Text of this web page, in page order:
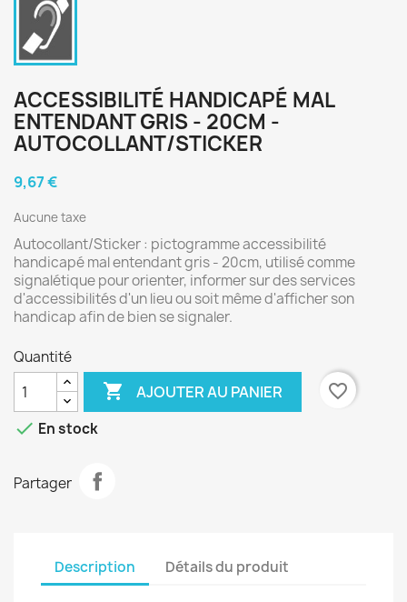
ACCESSIBILITÉ HANDICAPÉ MAL
ENTENDANT GRIS - 20CM -
AUTOCOLLANT/STICKER
9,67 €
Aucune taxe
Autocollant/Sticker : pictogramme accessibilité
handicapé mal entendant gris - 20cm, utilisé comme
signalétique pour orienter, informer sur des services
d'accessibilités d'un lieu ou soit même d'afficher son
handicap afin de bien se signaler.
Quantité
 AJOUTER AU PANIER
favorite_border
 En stock
Partager
Description Détails du produit